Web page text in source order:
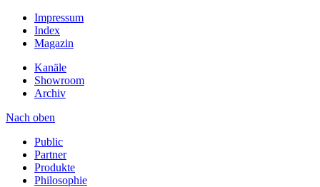
Impressum
Index
Magazin
Kanäle
Showroom
Archiv
Nach oben
Public
Partner
Produkte
Philosophie